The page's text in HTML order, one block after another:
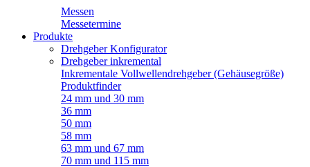
Messen
Messetermine
Produkte
Drehgeber Konfigurator
Drehgeber inkremental
Inkrementale Vollwellendrehgeber (Gehäusegröße)
Produktfinder
24 mm und 30 mm
36 mm
50 mm
58 mm
63 mm und 67 mm
70 mm und 115 mm